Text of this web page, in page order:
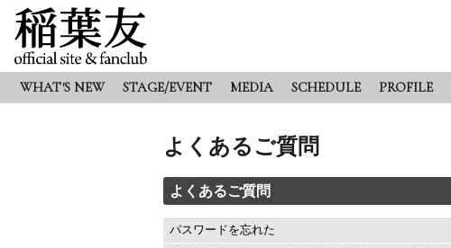
WHAT'S NEW STAGE/EVENT MEDIA SCHEDULE PROFILE
よくあるご質問
よくあるご質問
パスワードを忘れた